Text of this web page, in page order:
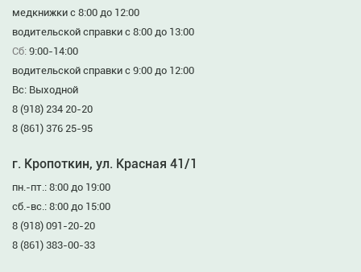
медкнижки с 8:00 до 12:00
водительской справки с 8:00 до 13:00
Сб: 9:00-14:00
водительской справки с 9:00 до 12:00
Вс: Выходной
8 (918) 234 20-20
8 (861) 376 25-95
г. Кропоткин, ул. Красная 41/1
пн.-пт.: 8:00 до 19:00
сб.-вс.: 8:00 до 15:00
8 (918) 091-20-20
8 (861) 383-00-33